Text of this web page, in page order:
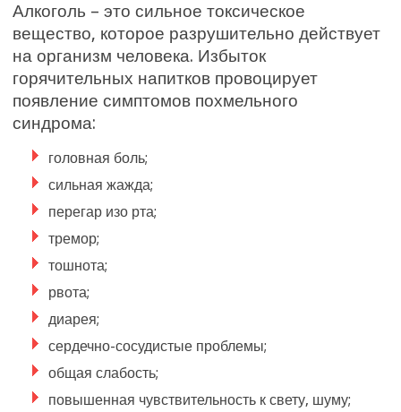
Алкоголь – это сильное токсическое
вещество, которое разрушительно действует
на организм человека. Избыток
горячительных напитков провоцирует
появление симптомов похмельного
синдрома:
головная боль;
сильная жажда;
перегар изо рта;
тремор;
тошнота;
рвота;
диарея;
сердечно-сосудистые проблемы;
общая слабость;
повышенная чувствительность к свету, шуму;